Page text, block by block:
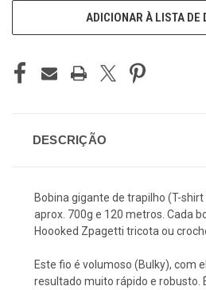
ADICIONAR À LISTA DE
DESCRIÇÃO
Bobina gigante de trapilho (T-
aprox. 700g e 120 metros. Cada
Hoooked Zpagetti tricota ou
Este fio é volumoso (Bulky), com
resultado muito rápido e robusto.